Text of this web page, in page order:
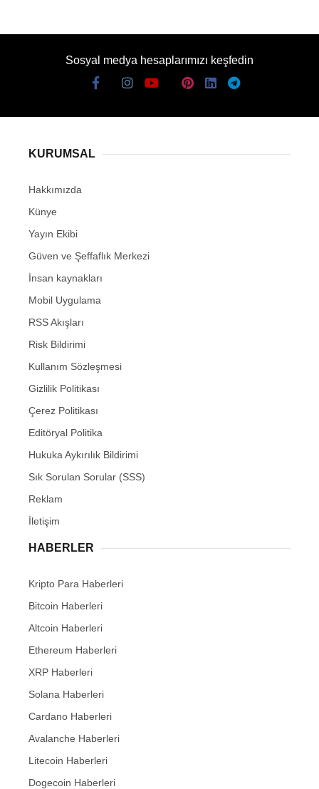
Sosyal medya hesaplarımızı keşfedin
KURUMSAL
Hakkımızda
Künye
Yayın Ekibi
Güven ve Şeffaflık Merkezi
İnsan kaynakları
Mobil Uygulama
RSS Akışları
Risk Bildirimi
Kullanım Sözleşmesi
Gizlilik Politikası
Çerez Politikası
Editöryal Politika
Hukuka Aykırılık Bildirimi
Sık Sorulan Sorular (SSS)
Reklam
İletişim
HABERLER
Kripto Para Haberleri
Bitcoin Haberleri
Altcoin Haberleri
Ethereum Haberleri
XRP Haberleri
Solana Haberleri
Cardano Haberleri
Avalanche Haberleri
Litecoin Haberleri
Dogecoin Haberleri